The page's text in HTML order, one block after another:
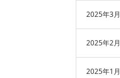
2025年3月
2025年2月
2025年1月